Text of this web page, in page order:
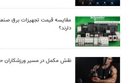
مقایسه قیمت تجهیزات برق
دارند؟
نقش مکمل در مسیر ورزشکاران